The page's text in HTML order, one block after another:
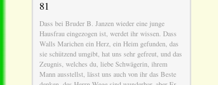
81
Dass bei Bruder B. Janzen wieder eine junge
Hausfrau eingezogen ist, werdet ihr wissen. Dass
Walls Marichen ein Herz, ein Heim gefunden, das
sie schützend umgibt, hat uns sehr gefreut, und das
Zeugnis, welches du, liebe Schwägerin, ihrem
Mann ausstellst, lässt uns auch von ihr das Beste